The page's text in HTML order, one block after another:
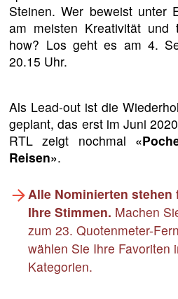
Steinen. Wer beweist unter
am meisten Kreativität und
how? Los geht es am 4.
20.15 Uhr.
Als Lead-out ist die
geplant, das erst im Juni
RTL zeigt nochmal
Reisen».
Alle Nominierten stehen
Ihre Stimmen. Machen
zum 23. Quotenmeter-
wählen Sie Ihre Favoriten
Kategorien.